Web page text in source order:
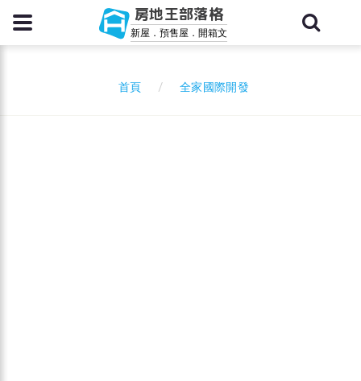
房地王部落格
新屋．預售屋．開箱文
首頁 全家國際開發